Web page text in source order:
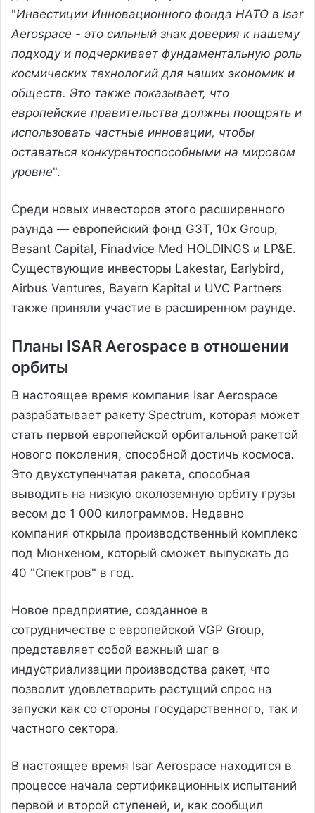
"Инвестиции Инновационного фонда НАТО в Isar
Aerospace - это сильный знак доверия к нашему
подходу и подчеркивает фундаментальную роль
космических технологий для наших экономик и
обществ. Это также показывает, что
европейские правительства должны поощрять и
использовать частные инновации, чтобы
оставаться конкурентоспособными на мировом
уровне".
Среди новых инвесторов этого расширенного
раунда — европейский фонд G3T, 10x Group,
Besant Capital, Finadvice Med HOLDINGS и LP&E.
Существующие инвесторы Lakestar, Earlybird,
Airbus Ventures, Bayern Kapital и UVC Partners
также приняли участие в расширенном раунде.
Планы ISAR Aerospace в отношении
орбиты
В настоящее время компания Isar Aerospace
разрабатывает ракету Spectrum, которая может
стать первой европейской орбитальной ракетой
нового поколения, способной достичь космоса.
Это двухступенчатая ракета, способная
выводить на низкую околоземную орбиту грузы
весом до 1 000 килограммов. Недавно
компания открыла производственный комплекс
под Мюнхеном, который сможет выпускать до
40 "Спектров" в год.
Новое предприятие, созданное в
сотрудничестве с европейской VGP Group,
представляет собой важный шаг в
индустриализации производства ракет, что
позволит удовлетворить растущий спрос на
запуски как со стороны государственного, так и
частного сектора.
В настоящее время Isar Aerospace находится в
процессе начала сертификационных испытаний
первой и второй ступеней, и, как сообщил